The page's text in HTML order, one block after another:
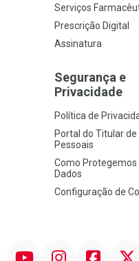
Serviços
Prescrição Digital
Assinatura
Segurança e
Privacidade
Política de
Portal do Titular de
Pessoais
Como Protegemos
Dados
Configuração de
InstagramFacebookTwitter